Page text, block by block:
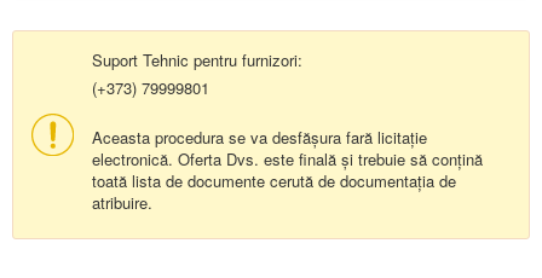
Suport Tehnic pentru furnizori:
(+373) 79999801
Aceasta procedura se va desfășura fară licitație
electronică. Oferta Dvs. este finală și trebuie să conțină
toată lista de documente cerută de documentația de
atribuire.